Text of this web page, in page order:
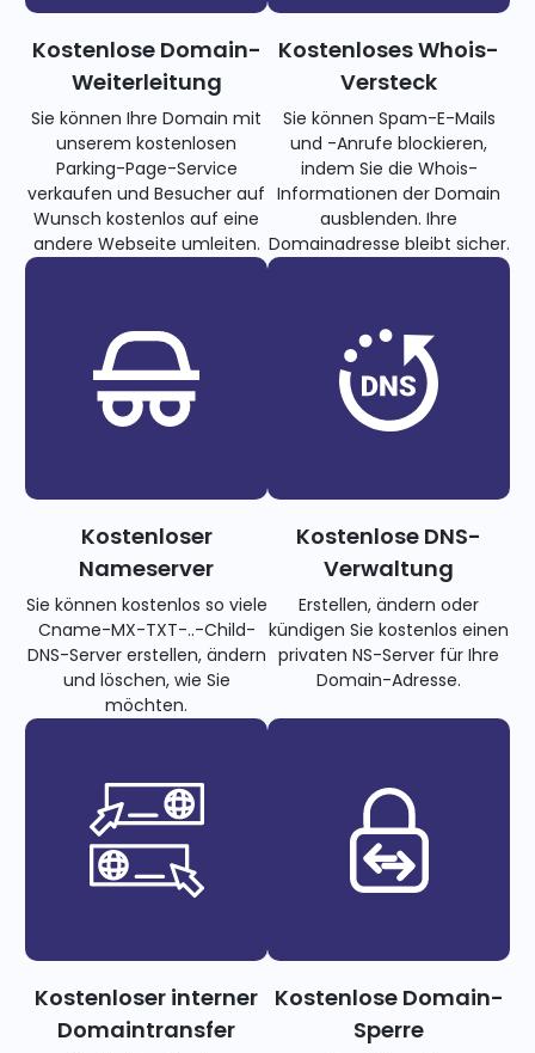
Kostenlose Domain-
Weiterleitung
Sie können Ihre Domain mit
unserem kostenlosen
Parking-Page-Service
verkaufen und Besucher auf
Wunsch kostenlos auf eine
andere Webseite umleiten.
Kostenloses Whois-
Versteck
Sie können Spam-E-Mails
und -Anrufe blockieren,
indem Sie die Whois-
Informationen der Domain
ausblenden. Ihre
Domainadresse bleibt sicher.
Kostenloser
Nameserver
Sie können kostenlos so viele
Cname-MX-TXT-..-Child-
DNS-Server erstellen, ändern
und löschen, wie Sie
möchten.
Kostenlose DNS-
Verwaltung
Erstellen, ändern oder
kündigen Sie kostenlos einen
privaten NS-Server für Ihre
Domain-Adresse.
Kostenloser interner
Domaintransfer
Kostenlose Domain-
Sperre